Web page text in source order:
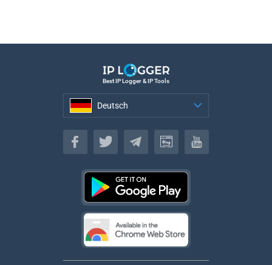
Best IP Logger & IP Tools
Deutsch
Deutsch